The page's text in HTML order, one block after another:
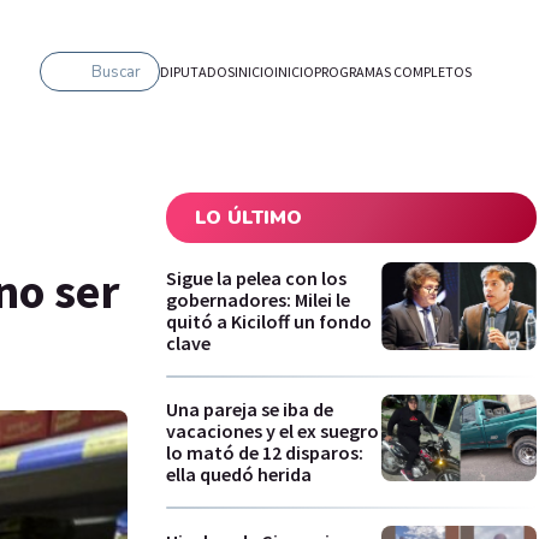
Buscar DIPUTADOSINICIOINICIOPROGRAMAS COMPLETOS
ser
LO ÚLTIMO
Sigue la pelea con los
gobernadores: Milei le
quitó a Kiciloff un fondo
clave
Una pareja se iba de
vacaciones y el ex suegro
lo mató de 12 disparos:
ella quedó herida